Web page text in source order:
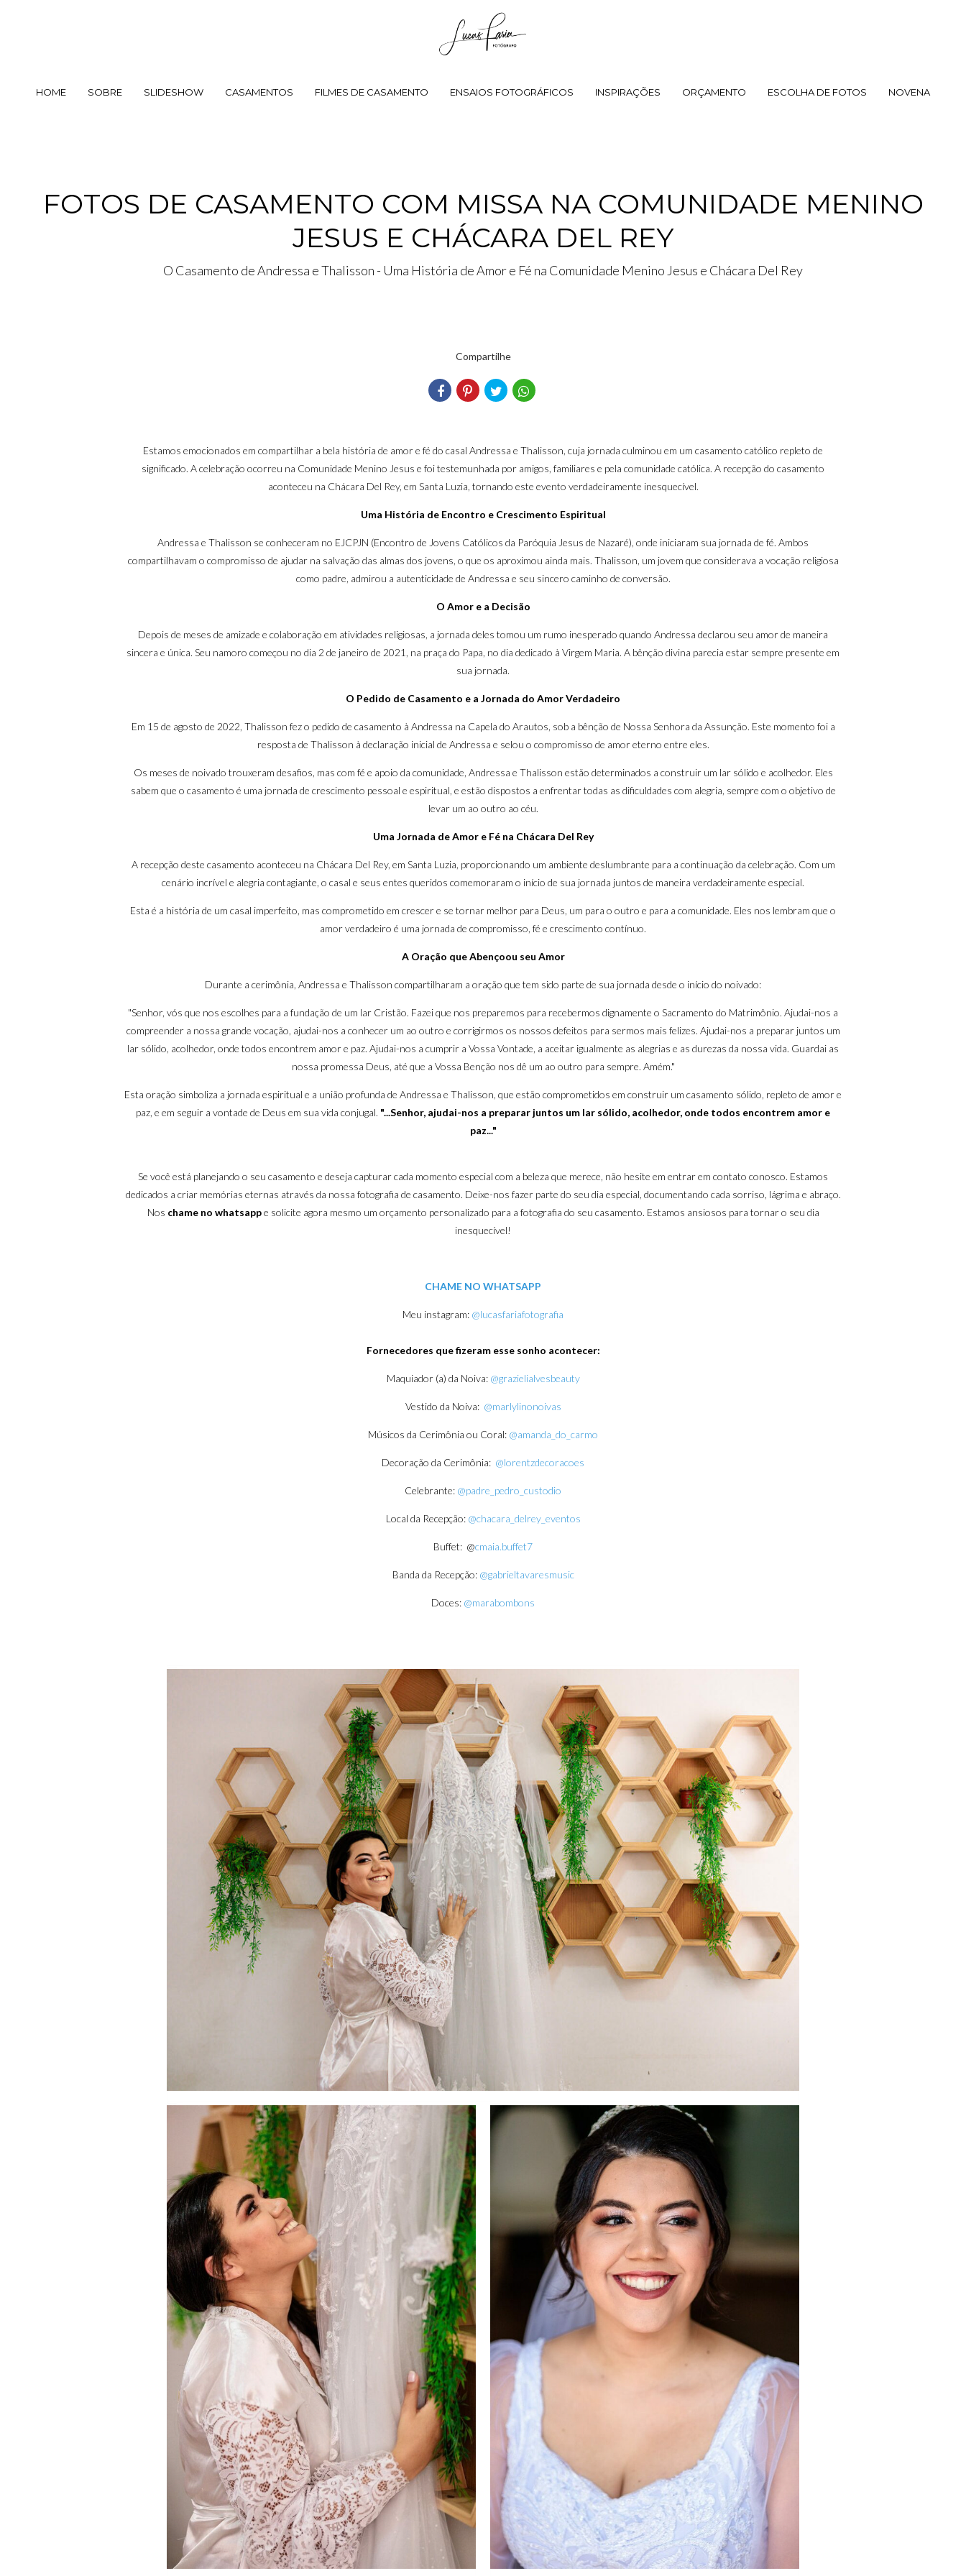
HOME SOBRE SLIDESHOW CASAMENTOS FILMES DE CASAMENTO ENSAIOS FOTOGRÁFICOS INSPIRAÇÕES ORÇAMENTO ESCOLHA DE FOTOS NOVENA
FOTOS DE CASAMENTO COM MISSA NA COMUNIDADE MENINO
JESUS E CHÁCARA DEL REY
O Casamento de Andressa e Thalisson - Uma História de Amor e Fé na Comunidade Menino Jesus e Chácara Del Rey
Compartilhe
Estamos emocionados em compartilhar a bela história de amor e fé do casal Andressa e Thalisson, cuja jornada culminou em um casamento católico repleto de
significado. A celebração ocorreu na Comunidade Menino Jesus e foi testemunhada por amigos, familiares e pela comunidade católica. A recepção do casamento
aconteceu na Chácara Del Rey, em Santa Luzia, tornando este evento verdadeiramente inesquecível.
Uma História de Encontro e Crescimento Espiritual
Andressa e Thalisson se conheceram no EJCPJN (Encontro de Jovens Católicos da Paróquia Jesus de Nazaré), onde iniciaram sua jornada de fé. Ambos
compartilhavam o compromisso de ajudar na salvação das almas dos jovens, o que os aproximou ainda mais. Thalisson, um jovem que considerava a vocação religiosa
como padre, admirou a autenticidade de Andressa e seu sincero caminho de conversão.
O Amor e a Decisão
Depois de meses de amizade e colaboração em atividades religiosas, a jornada deles tomou um rumo inesperado quando Andressa declarou seu amor de maneira
sincera e única. Seu namoro começou no dia 2 de janeiro de 2021, na praça do Papa, no dia dedicado à Virgem Maria. A bênção divina parecia estar sempre presente em
sua jornada.
O Pedido de Casamento e a Jornada do Amor Verdadeiro
Em 15 de agosto de 2022, Thalisson fez o pedido de casamento à Andressa na Capela do Arautos, sob a bênção de Nossa Senhora da Assunção. Este momento foi a
resposta de Thalisson à declaração inicial de Andressa e selou o compromisso de amor eterno entre eles.
Os meses de noivado trouxeram desafios, mas com fé e apoio da comunidade, Andressa e Thalisson estão determinados a construir um lar sólido e acolhedor. Eles
sabem que o casamento é uma jornada de crescimento pessoal e espiritual, e estão dispostos a enfrentar todas as dificuldades com alegria, sempre com o objetivo de
levar um ao outro ao céu.
Uma Jornada de Amor e Fé na Chácara Del Rey
A recepção deste casamento aconteceu na Chácara Del Rey, em Santa Luzia, proporcionando um ambiente deslumbrante para a continuação da celebração. Com um
cenário incrível e alegria contagiante, o casal e seus entes queridos comemoraram o início de sua jornada juntos de maneira verdadeiramente especial.
Esta é a história de um casal imperfeito, mas comprometido em crescer e se tornar melhor para Deus, um para o outro e para a comunidade. Eles nos lembram que o
amor verdadeiro é uma jornada de compromisso, fé e crescimento contínuo.
A Oração que Abençoou seu Amor
Durante a cerimônia, Andressa e Thalisson compartilharam a oração que tem sido parte de sua jornada desde o início do noivado:
"Senhor, vós que nos escolhes para a fundação de um lar Cristão. Fazei que nos preparemos para recebermos dignamente o Sacramento do Matrimônio. Ajudai-nos a
compreender a nossa grande vocação, ajudai-nos a conhecer um ao outro e corrigirmos os nossos defeitos para sermos mais felizes. Ajudai-nos a preparar juntos um
lar sólido, acolhedor, onde todos encontrem amor e paz. Ajudai-nos a cumprir a Vossa Vontade, a aceitar igualmente as alegrias e as durezas da nossa vida. Guardai as
nossa promessa Deus, até que a Vossa Benção nos dê um ao outro para sempre. Amém."
Esta oração simboliza a jornada espiritual e a união profunda de Andressa e Thalisson, que estão comprometidos em construir um casamento sólido, repleto de amor e
paz, e em seguir a vontade de Deus em sua vida conjugal. "...Senhor, ajudai-nos a preparar juntos um lar sólido, acolhedor, onde todos encontrem amor e
paz..."
Se você está planejando o seu casamento e deseja capturar cada momento especial com a beleza que merece, não hesite em entrar em contato conosco. Estamos
dedicados a criar memórias eternas através da nossa fotografia de casamento. Deixe-nos fazer parte do seu dia especial, documentando cada sorriso, lágrima e abraço.
Nos chame no whatsappe solicite agora mesmo um orçamento personalizado para a fotografia do seu casamento. Estamos ansiosos para tornar o seu dia
inesquecível!
CHAME NO WHATSAPP
Meu instagram: @lucasfariafotografia
Fornecedores que fizeram esse sonho acontecer:
Maquiador (a) da Noiva: @grazielialvesbeauty
Vestido da Noiva: @marlylinonoivas
Músicos da Cerimônia ou Coral: @amanda_do_carmo
Decoração da Cerimônia: @lorentzdecoracoes
Celebrante: @padre_pedro_custodio
Local da Recepção: @chacara_delrey_eventos
Buffet: @cmaia.buffet7
Banda da Recepção: @gabrieltavaresmusic
Doces: @marabombons